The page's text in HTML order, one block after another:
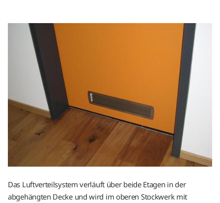
Das Luftverteilsystem verläuft über beide Etagen in der
abgehängten Decke und wird im oberen Stockwerk mit